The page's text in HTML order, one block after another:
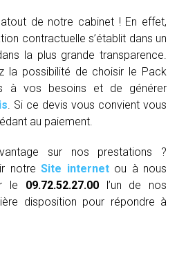
de notre cabinet ! En effet,
contractuelle s’établit dans un
la plus grande transparence.
la possibilité de choisir le Pack
à vos besoins et de générer
. Si ce devis vous convient vous
au paiement.
sur nos prestations ?
notreSite internet ou à nous
le 09.72.52.27.00l’un de nos
disposition pour répondre à